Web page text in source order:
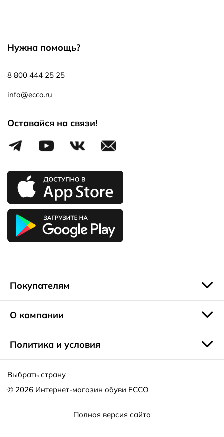
Нужна помощь?
8 800 444 25 25
info@ecco.ru
Оставайся на связи!
Покупателям
О компании
Политика и условия
Выбрать страну
© 2026 Интернет-магазин обуви ECCO
Полная версия сайта